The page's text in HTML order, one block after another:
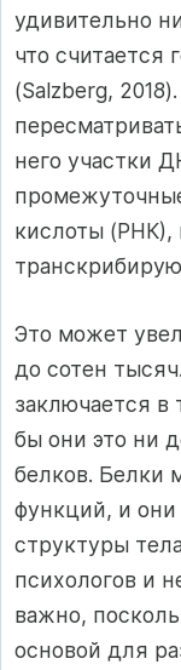
удивительно
что считается
(Salzberg,
него участки
кислоты (РНК),
Это может
до сотен
заключается
бы они это ни
белков. Белки
функций, и
структуры
психологов и
важно,
основой для